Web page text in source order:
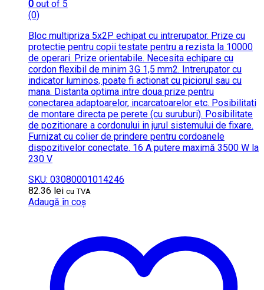
0 out of 5
(0)
Bloc multipriza 5x2P echipat cu intrerupator. Prize cu
protectie pentru copii testate pentru a rezista la 10000
de operari. Prize orientabile. Necesita echipare cu
cordon flexibil de minim 3G 1,5 mm2. Intrerupator cu
indicator luminos, poate fi actionat cu piciorul sau cu
mana. Distanta optima intre doua prize pentru
conectarea adaptoarelor, incarcatoarelor etc. Posibilitati
de montare directa pe perete (cu suruburi). Posibilitate
de pozitionare a cordonului in jurul sistemului de fixare.
Furnizat cu colier de prindere pentru cordoanele
dispozitivelor conectate. 16 A putere maximă 3500 W la
230 V
SKU: 03080001014246
82.36 lei cu TVA
Adaugă în coș